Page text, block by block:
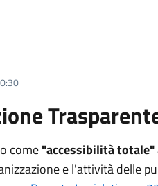
come"accessibilità totale"
e l'attività delle